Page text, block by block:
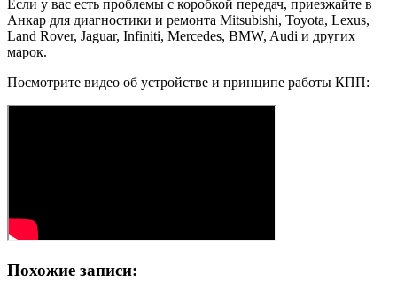
Если у вас есть проблемы с коробкой передач, приезжайте в
Анкар для диагностики и ремонта Mitsubishi, Toyota, Lexus,
Land Rover, Jaguar, Infiniti, Mercedes, BMW, Audi и других
марок.
Посмотрите видео об устройстве и принципе работы КПП:
Похожие записи: